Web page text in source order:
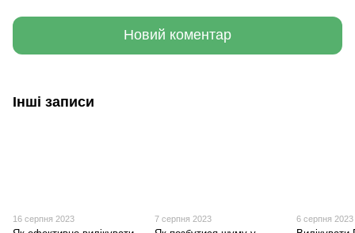
Новий коментар
Інші записи
16 серпня 2023 7 серпня 2023 6 серпня 2023